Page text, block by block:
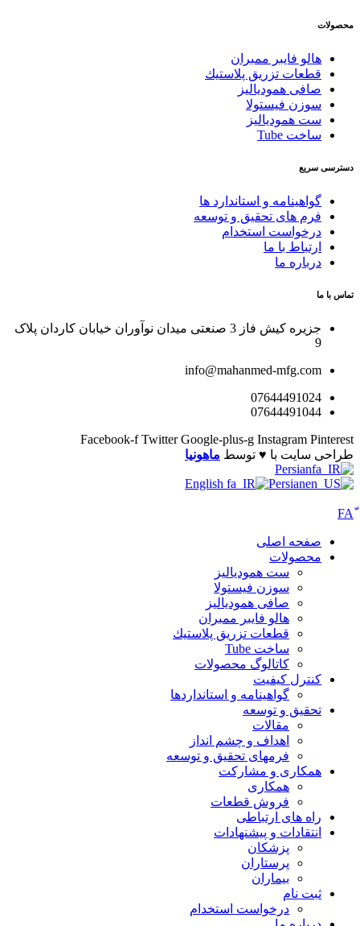
محصولات
هالو فایبر ممبران
قطعات تزريق پلاستيك
صافی همودیالیز
سوزن فیستولا
ست همودیالیز
ساخت Tube
دسترسی سریع
گواهینامه و استاندارد ها
فرم های تحقیق و توسعه
درخواست استخدام
ارتباط با ما
درباره ما
تماس با ما
جزیره کیش فاز 3 صنعتی میدان نوآوران خیابان کاردان پلاک
9
info@mahanmed-mfg.com
07644491024
07644491044
Facebook-f Twitter Google-plus-g Instagram Pinterest
طراحی سایت با ♥️ توسط ماهونیا
Persian
English
Persian
صفحه اصلی
محصولات
ست همودیالیز
سوزن فیستولا
صافی همودیالیز
هالو فایبر ممبران
قطعات تزريق پلاستيك
ساخت Tube
کاتالوگ محصولات
کنترل کیفیت
گواهينامه و استانداردها
تحقيق و توسعه
مقالات
اهداف و چشم انداز
فرمهای تحقیق و توسعه
همکاری و مشارکت
همکاری
فروش قطعات
راه های ارتباطی
انتقادات و پيشنهادات
پزشكان
پرستاران
بيماران
ثبت نام
درخواست استخدام